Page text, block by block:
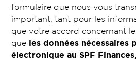
formulaire que nous vous
important, tant pour les
que votre accord concernant
que les données nécessaires
électronique au SPF